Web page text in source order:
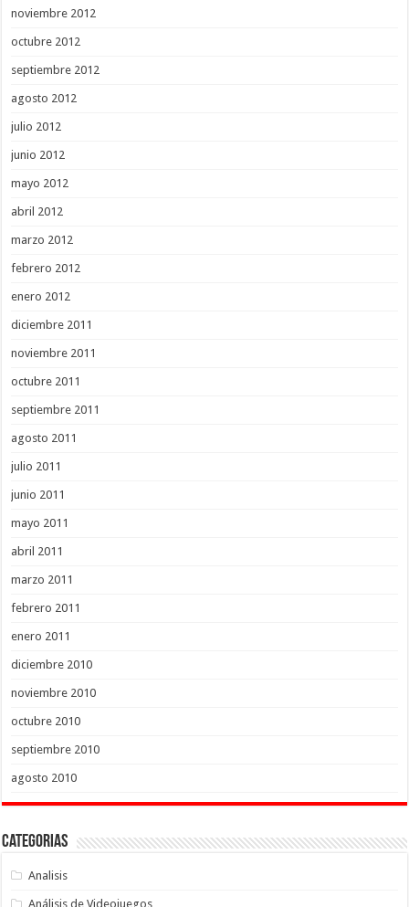
noviembre 2012
octubre 2012
septiembre 2012
agosto 2012
julio 2012
junio 2012
mayo 2012
abril 2012
marzo 2012
febrero 2012
enero 2012
diciembre 2011
noviembre 2011
octubre 2011
septiembre 2011
agosto 2011
julio 2011
junio 2011
mayo 2011
abril 2011
marzo 2011
febrero 2011
enero 2011
diciembre 2010
noviembre 2010
octubre 2010
septiembre 2010
agosto 2010
Categorias
Analisis
Análisis de Videojuegos